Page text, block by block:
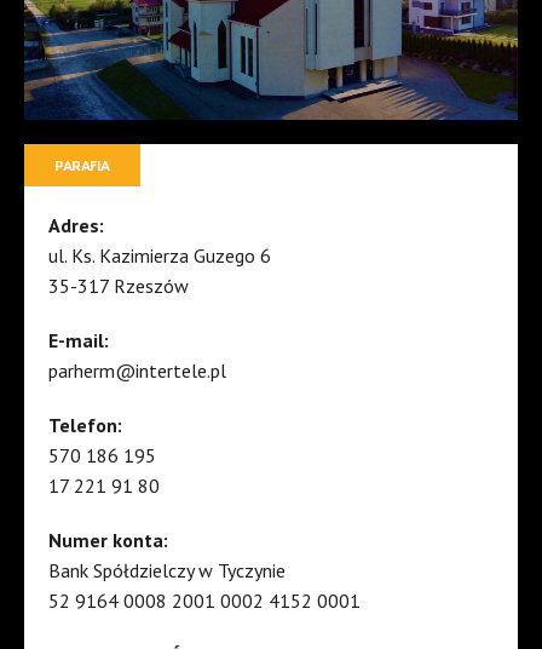
PARAFIA
Adres:
ul. Ks. Kazimierza Guzego 6
35-317 Rzeszów
E-mail:
parherm@intertele.pl
Telefon:
570 186 195
17 221 91 80
Numer konta:
Bank Spółdzielczy w Tyczynie
52 9164 0008 2001 0002 4152 0001